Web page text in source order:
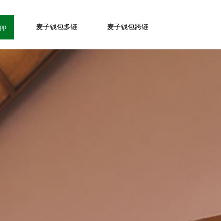
麦子钱包多链 麦子钱包跨链